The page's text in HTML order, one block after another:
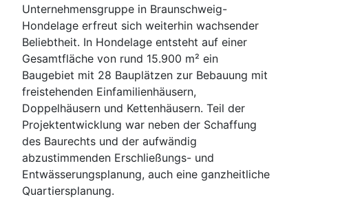
Unternehmensgruppe in Braunschweig-
Hondelage erfreut sich weiterhin wachsender
Beliebtheit. In Hondelage entsteht auf einer
Gesamtfläche von rund 15.900 m² ein
Baugebiet mit 28 Bauplätzen zur Bebauung mit
freistehenden Einfamilienhäusern,
Doppelhäusern und Kettenhäusern. Teil der
Projektentwicklung war neben der Schaffung
des Baurechts und der aufwändig
abzustimmenden Erschließungs- und
Entwässerungsplanung, auch eine ganzheitliche
Quartiersplanung.